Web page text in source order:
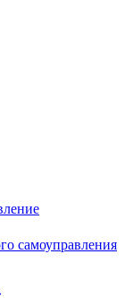
самоуправления